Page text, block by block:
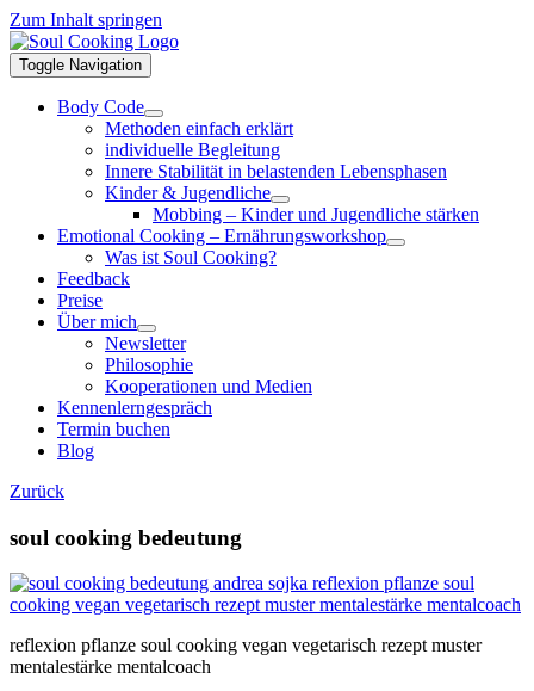
Zum Inhalt springen
Toggle Navigation
Body Code
Methoden einfach erklärt
individuelle Begleitung
Innere Stabilität in belastenden Lebensphasen
Kinder & Jugendliche
Mobbing – Kinder und Jugendliche stärken
Emotional Cooking – Ernährungsworkshop
Was ist Soul Cooking?
Feedback
Preise
Über mich
Newsletter
Philosophie
Kooperationen und Medien
Kennenlerngespräch
Termin buchen
Blog
Zurück
soul cooking bedeutung
reflexion pflanze soul cooking vegan vegetarisch rezept muster
mentalestärke mentalcoach